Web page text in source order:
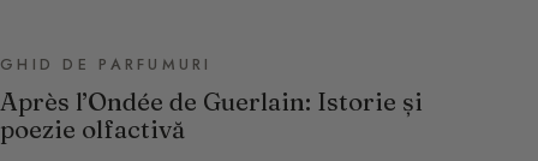
GHID DE PARFUMURI
Après l’Ondée de Guerlain: Istorie și
poezie olfactivă